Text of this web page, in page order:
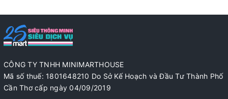
CÔNG TY TNHH MINIMARTHOUSE
Mã số thuế: 1801648210 Do Sở Kế Hoạch và Đầu Tư Thành Phố
Cần Thơ cấp ngày 04/09/2019